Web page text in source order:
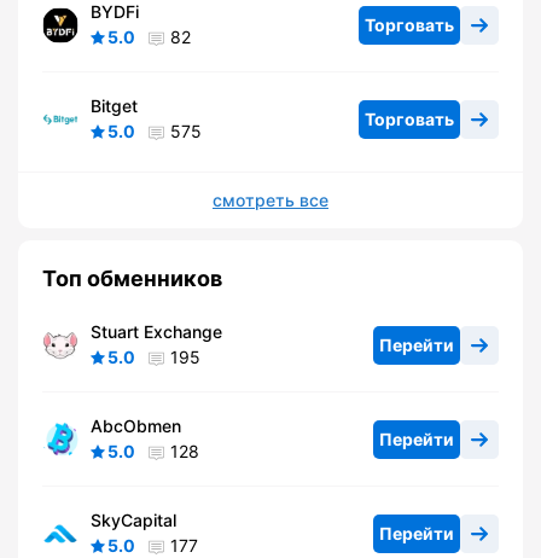
BYDFi
5.0
82
Торговать
Bitget
5.0
575
Торговать
смотреть все
Топ обменников
Stuart Exchange
5.0
195
Перейти
AbcObmen
5.0
128
Перейти
SkyCapital
5.0
177
Перейти